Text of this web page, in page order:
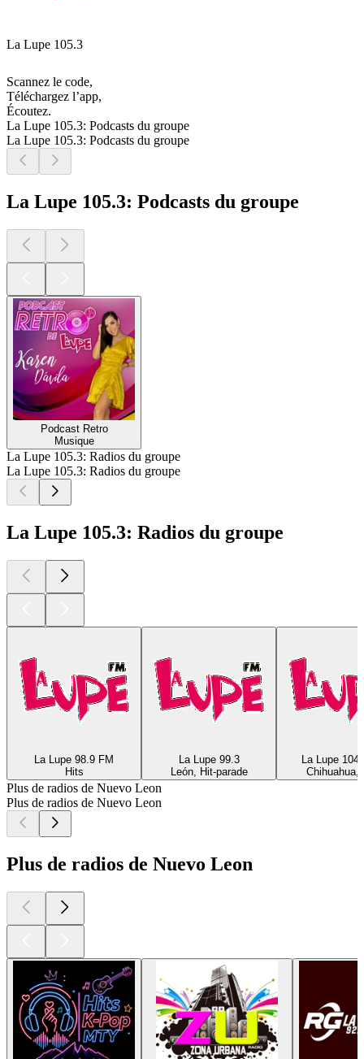
La Lupe 105.3
Scannez le code,
Téléchargez l’app,
Écoutez.
La Lupe 105.3: Podcasts du groupe
La Lupe 105.3: Podcasts du groupe
La Lupe 105.3: Podcasts du groupe
Podcast Retro
Musique
La Lupe 105.3: Radios du groupe
La Lupe 105.3: Radios du groupe
La Lupe 105.3: Radios du groupe
La Lupe 98.9 FM
Hits
La Lupe 99.3
León, Hit-parade
La Lupe
Chihuahua,
Plus de radios de Nuevo Leon
Plus de radios de Nuevo Leon
Plus de radios de Nuevo Leon